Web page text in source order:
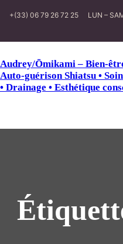
+(33) 06 79 26 72 25
LUN –
Audrey/Ōmikami – Bien-
Auto-guérison Shiatsu •
• Drainage • Esthétique